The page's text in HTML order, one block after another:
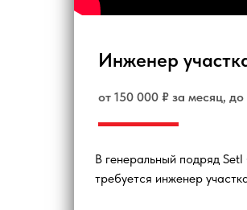
Инженер
от 150 000 ₽ за месяц,
В генеральный подряд
требуется инженер